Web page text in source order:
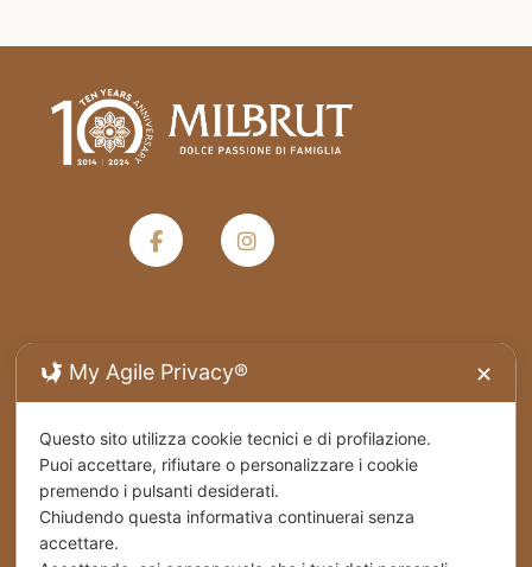
Spedizioni
Cookies
My Agile Privacy® ✕
Questo sito utilizza cookie tecnici e di profilazione.
Puoi accettare, rifiutare o personalizzare i cookie
premendo i pulsanti desiderati.
Chiudendo questa informativa continuerai senza
accettare.